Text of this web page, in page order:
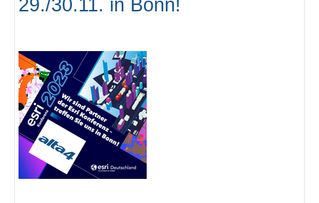
29./30.11. in Bonn!